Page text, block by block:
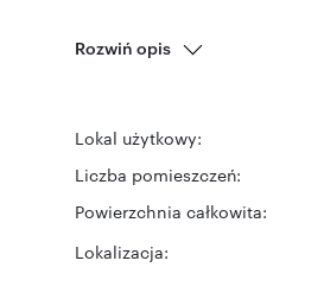
Rozwiń opis
Lokal użytkowy:
Liczba pomieszczeń:
Powierzchnia całkowita:
Lokalizacja: